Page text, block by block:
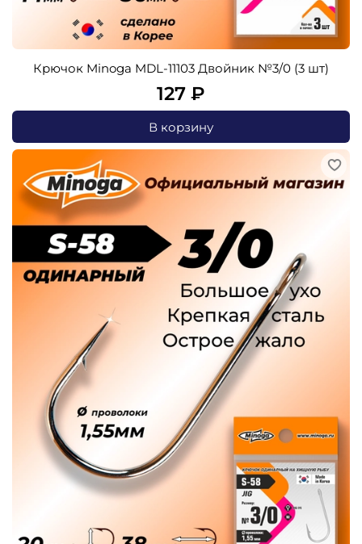
Крючок Minoga MDL-11103 Двойник №3/0 (3 шт)
127 ₽
В корзину